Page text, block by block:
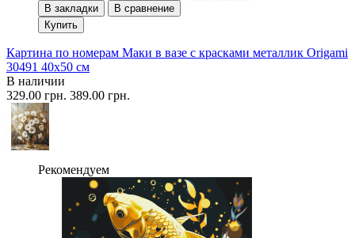
В закладки
В сравнение
Купить
Картина по номерам Маки в вазе с красками металлик Origami
30491 40x50 см
В наличии
329.00 грн. 389.00 грн.
Рекомендуем